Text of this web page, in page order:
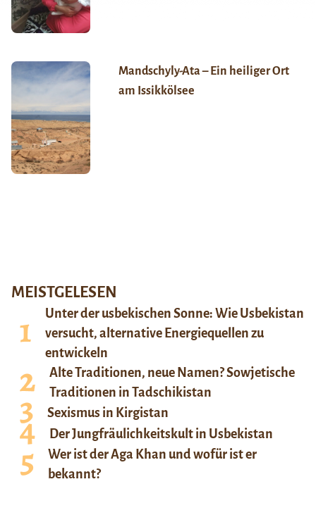
Mandschyly-Ata – Ein heiliger Ort
am Issikkölsee
MEISTGELESEN
Unter der usbekischen Sonne: Wie Usbekistan
versucht, alternative Energiequellen zu
entwickeln
Alte Traditionen, neue Namen? Sowjetische
Traditionen in Tadschikistan
Sexismus in Kirgistan
Der Jungfräulichkeitskult in Usbekistan
Wer ist der Aga Khan und wofür ist er
bekannt?